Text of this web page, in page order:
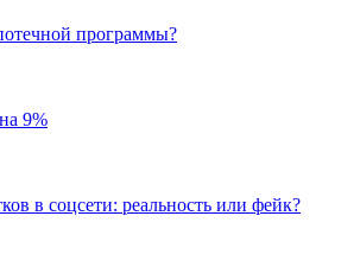
программы?
9%
в соцсети: реальность или фейк?